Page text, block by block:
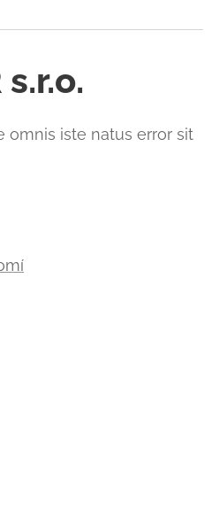
omnis iste natus error sit